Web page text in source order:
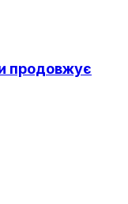
продовжує